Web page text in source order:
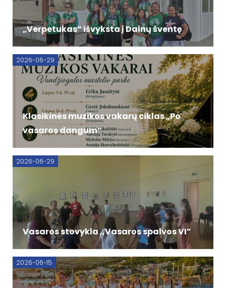
„Verpetukas“ išvyksta į Dainų šventę
Klasikinės muzikos vakarų ciklas „Po
vasaros dangum“
2026-06-29
Vasaros stovykla ,,Vasaros spalvos VI”
2026-06-29
2026-06-15